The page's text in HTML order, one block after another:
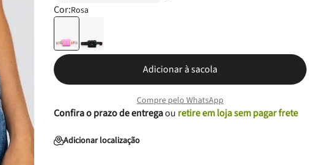
Cor:Rosa
Adicionar à sacola
Compre pelo WhatsApp
Confira o prazo de entregaou retire em loja sem pagar frete
Adicionar localização